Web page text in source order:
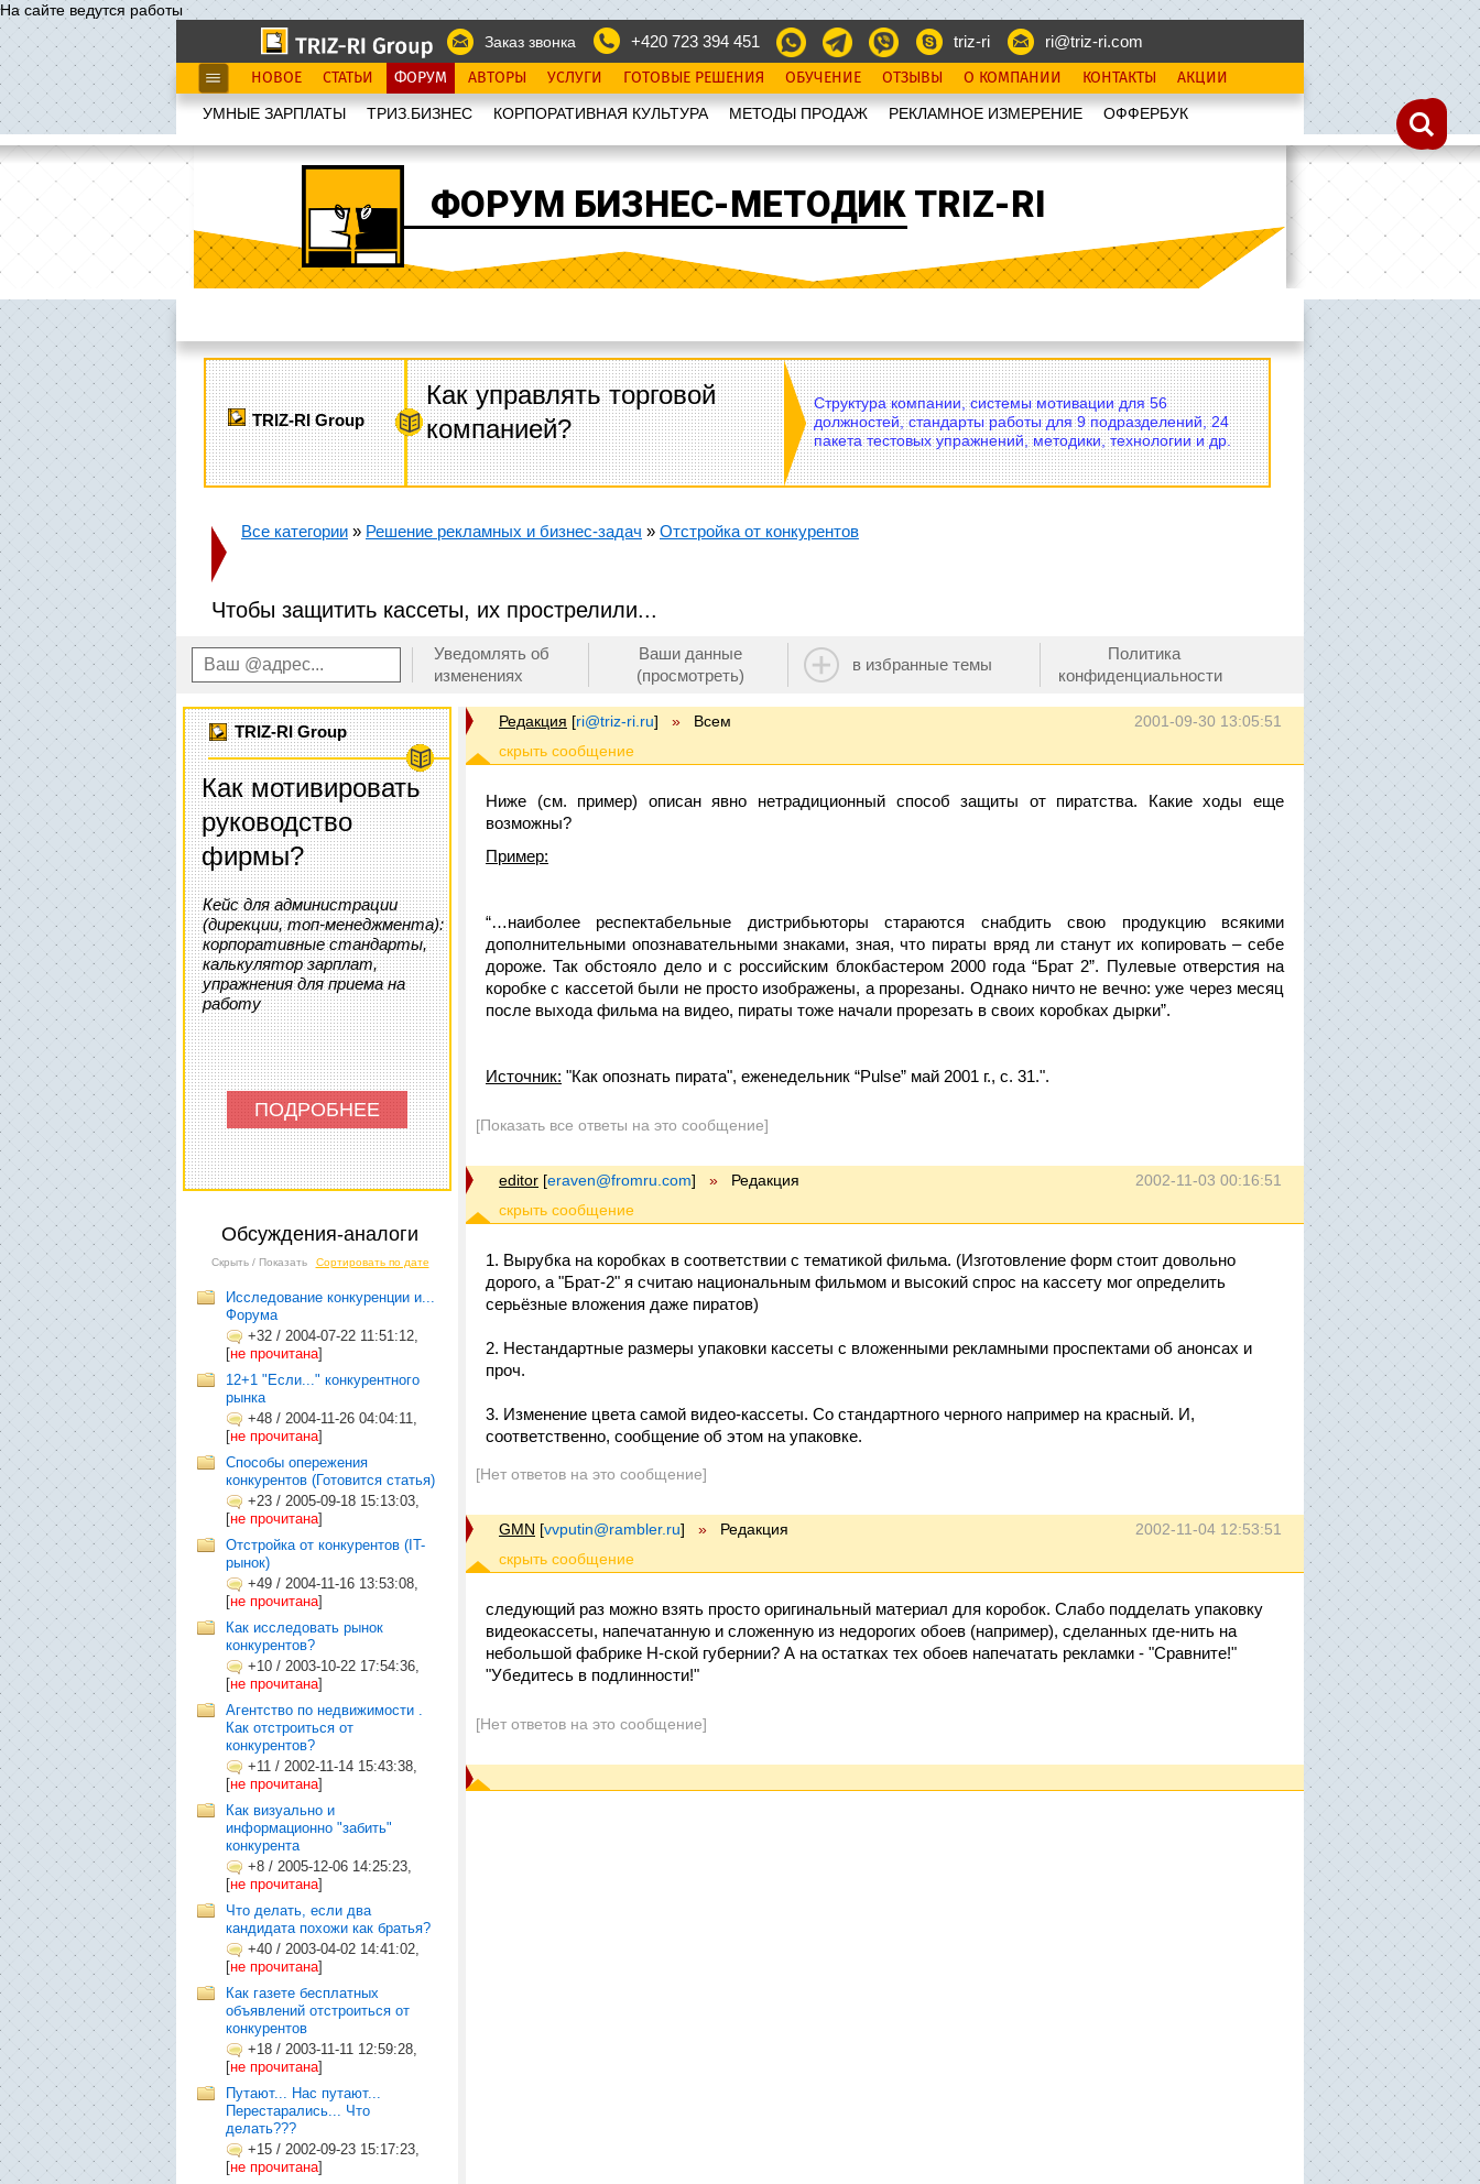
На сайте ведутся работы
Заказ звонка
+420 723 394 451 triz-ri ri@triz-ri.com
НОВОЕ СТАТЬИ ФОРУМ АВТОРЫ УСЛУГИ ГОТОВЫЕ РЕШЕНИЯ ОБУЧЕНИЕ ОТЗЫВЫ О КОМПАНИИ КОНТАКТЫ АКЦИИ
УМНЫЕ ЗАРПЛАТЫ ТРИЗ.БИЗНЕС КОРПОРАТИВНАЯ КУЛЬТУРА МЕТОДЫ ПРОДАЖ РЕКЛАМНОЕ ИЗМЕРЕНИЕ OФФЕРБУК
ФОРУМ БИЗНЕС-МЕТОДИК TRIZ-RI
TRIZ-RI Group
Как управлять торговой
компанией?
Структура компании, системы мотивации для 56
должностей, стандарты работы для 9 подразделений, 24
пакета тестовых упражнений, методики, технологии и др.
Все категории » Решение рекламных и бизнес-задач » Отстройка от конкурентов
Чтобы защитить кассеты, их прострелили...
Уведомлять об
изменениях
Ваши данные
(просмотреть)
в избранные темы
Политика
конфиденциальности
TRIZ-RI Group
Как мотивировать
руководство
фирмы?
Кейс для администрации
(дирекции, топ-менеджмента):
корпоративные стандарты,
калькулятор зарплат,
упражнения для приема на
работу
ПОДРОБНЕЕ
Обсуждения-аналоги
Скрыть / Показать Сортировать по дате
Исследование конкуренции и...
Форума
+32 / 2004-07-22 11:51:12,
[не прочитана]
12+1 "Если..." конкурентного
рынка
+48 / 2004-11-26 04:04:11,
[не прочитана]
Способы опережения
конкурентов (Готовится статья)
+23 / 2005-09-18 15:13:03,
[не прочитана]
Отстройка от конкурентов (IT-
рынок)
+49 / 2004-11-16 13:53:08,
[не прочитана]
Как исследовать рынок
конкурентов?
+10 / 2003-10-22 17:54:36,
[не прочитана]
Агентство по недвижимости .
Как отстроиться от
конкурентов?
+11 / 2002-11-14 15:43:38,
[не прочитана]
Как визуально и
информационно "забить"
конкурента
+8 / 2005-12-06 14:25:23,
[не прочитана]
Что делать, если два
кандидата похожи как братья?
+40 / 2003-04-02 14:41:02,
[не прочитана]
Как газете бесплатных
объявлений отстроиться от
конкурентов
+18 / 2003-11-11 12:59:28,
[не прочитана]
Путают... Нас путают...
Перестарались... Что
делать???
+15 / 2002-09-23 15:17:23,
[не прочитана]
2001-09-30 13:05:51
Редакция [ri@triz-ri.ru] » Всем
Ниже (см. пример) описан явно нетрадиционный способ защиты от пиратства. Какие ходы еще
возможны?
Пример:
“…наиболее респектабельные дистрибьюторы стараются снабдить свою продукцию всякими
дополнительными опознавательными знаками, зная, что пираты вряд ли станут их копировать – себе
дороже. Так обстояло дело и с российским блокбастером 2000 года “Брат 2”. Пулевые отверстия на
коробке с кассетой были не просто изображены, а прорезаны. Однако ничто не вечно: уже через месяц
после выхода фильма на видео, пираты тоже начали прорезать в своих коробках дырки”.
Источник: "Как опознать пирата", еженедельник “Pulse” май 2001 г., с. 31.".
[Показать все ответы на это сообщение]
2002-11-03 00:16:51
editor [eraven@fromru.com] » Редакция
1. Вырубка на коробках в соответствии с тематикой фильма. (Изготовление форм стоит довольно
дорого, а "Брат-2" я считаю национальным фильмом и высокий спрос на кассету мог определить
серьёзные вложения даже пиратов)
2. Нестандартные размеры упаковки кассеты с вложенными рекламными проспектами об анонсах и
проч.
3. Изменение цвета самой видео-кассеты. Со стандартного черного например на красный. И,
соответственно, сообщение об этом на упаковке.
[Нет ответов на это сообщение]
2002-11-04 12:53:51
GMN [vvputin@rambler.ru] » Редакция
следующий раз можно взять просто оригинальный материал для коробок. Слабо подделать упаковку
видеокассеты, напечатанную и сложенную из недорогих обоев (например), сделанных где-нить на
небольшой фабрике Н-ской губернии? А на остатках тех обоев напечатать рекламки - "Сравните!"
"Убедитесь в подлинности!"
[Нет ответов на это сообщение]